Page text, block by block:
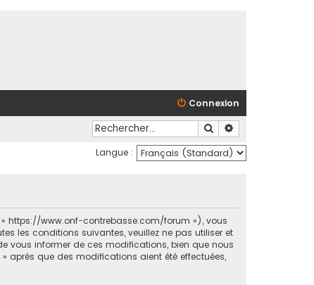
Connexion
Rechercher
Langue :
et « https://www.onf-contrebasse.com/forum »), vous
les conditions suivantes, veuillez ne pas utiliser et
vous informer de ces modifications, bien que nous
» après que des modifications aient été effectuées,